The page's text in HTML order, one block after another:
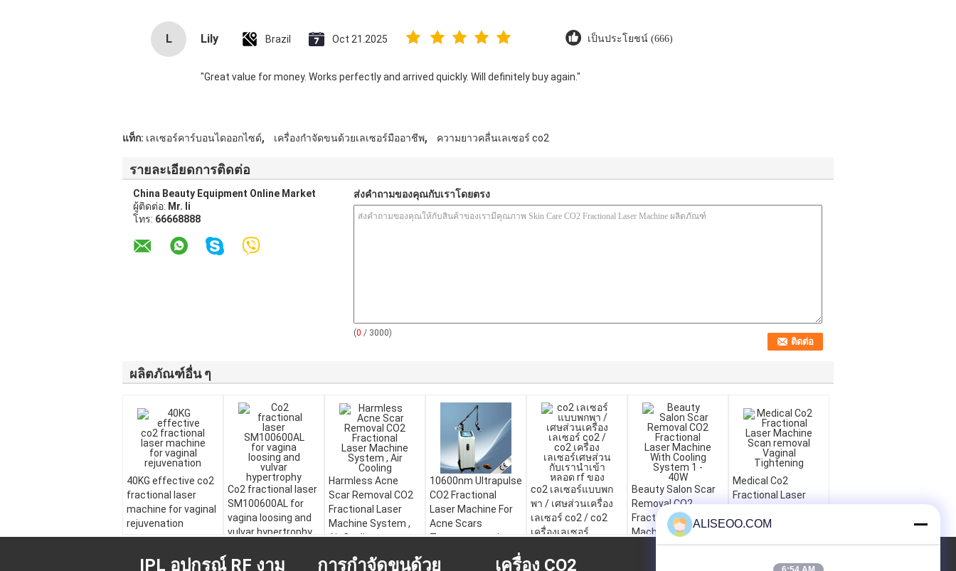
L Lily Brazil Oct 21.2025 เป็นประโยชน์ (666)
"Great value for money. Works perfectly and arrived quickly. Will definitely buy again."
แท็ก: เลเซอร์คาร์บอนไดออกไซด์, เครื่องกำจัดขนด้วยเลเซอร์มืออาชีพ, ความยาวคลื่นเลเซอร์ co2
รายละเอียดการติดต่อ
China Beauty Equipment Online Market
ผู้ติดต่อ: Mr. li
โทร: 66668888
ส่งคำถามของคุณกับเราโดยตรง
(0 / 3000)
ผลิตภัณฑ์อื่น ๆ
40KG effective co2
fractional laser
machine for vaginal
rejuvenation
Co2 fractional laser
SM100600AL for
vagina loosing and
vulvar hypertrophy
Harmless Acne
Scar Removal CO2
Fractional Laser
Machine System ,
Air Cooling
10600nm Ultrapulse
CO2 Fractional
Laser Machine For
Acne Scars
Treatment and
co2 เลเซอร์แบบพก
พา / เศษส่วนเครื่อง
เลเซอร์ co2 / co2
เครื่องเลเซอร์
หลอด rf ของ
Beauty Salon Scar
Removal CO2
Fractional Laser
Machine With
Cooling System 1 -
Medical Co2
Fractional Laser
removal Vaginal
IPL อุปกรณ์ RF งาม การกำจัดขนด้วย เครื่อง CO2 ขอใบเสนอราคา
ALISEOO.COM